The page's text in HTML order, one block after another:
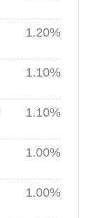
1.20%
1.10%
1.10%
1.00%
1.00%